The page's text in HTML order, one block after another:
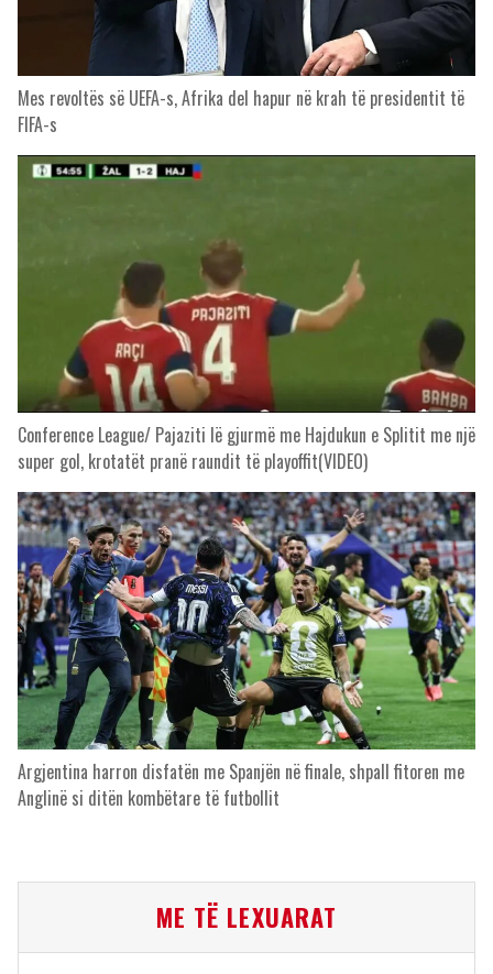
Mes revoltës së UEFA-s, Afrika del hapur në krah të presidentit të
FIFA-s
Conference League/ Pajaziti lë gjurmë me Hajdukun e Splitit me një
super gol, krotatët pranë raundit të playoffit(VIDEO)
Argjentina harron disfatën me Spanjën në finale, shpall fitoren me
Anglinë si ditën kombëtare të futbollit
ME TË LEXUARAT